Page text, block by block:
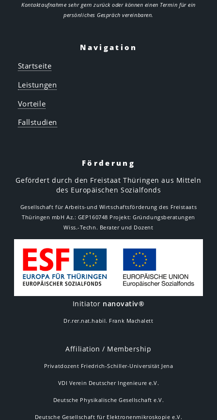
Kontaktaufnahme sehr gern zurück oder können einen Termin für ein
persönliches Gespräch vereinbaren.
Navigation
Startseite
Leistungen
Vorteile
Fallstudien
Förderung
Gefördert durch den Freistaat Thüringen aus Mitteln
des Europäischen Sozialfonds
Gesellschaft für Arbeits-und Wirtschaftsförderung des Freistaats
Thüringen mbH Az.: GEP160748 Projekt: Gründungsberatungen
Wiss.-Techn. Berater und Dozent
Initiator nanovativ®
Dr.rer.nat.habil. Frank Machalett
Affiliation / Membership
Privatdozent Friedrich-Schiller-Universität Jena
VDI Verein Deutscher Ingenieure e.V.
Deutsche Physikalische Gesellschaft e.V.
Deutsche Gesellschaft für Elektronenmikroskopie e.V.